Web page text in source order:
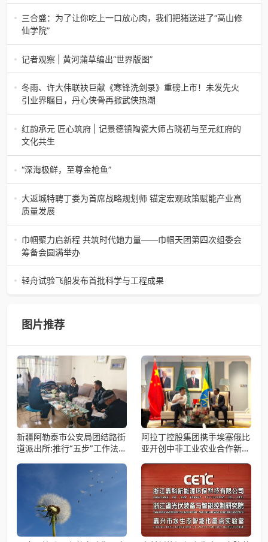
节举办济南电（记者 瑞夫）4月18日，山东省淄博市第三届
香椿文化旅游节暨党建
三合盛：为了让你吃上一口放心肉，我们把猪送进了“高山修
仙学院”
三合盛：为了让你吃上一口放心肉，我们把猪送进了“高山修
仙学院”很多人问我，现在的生鲜赛道已经卷成麻花了，为什
么三合盛的“认养一头
记者观察 | 黄河蒲草编出“世界版图”
记者观察 | 黄河蒲草编出“世界版图”山东高青农妇的30年“草
根逆袭”路济南电（记者 瑞夫 王克军 郭克烁）一根黄河滩上
的蒲草，能走多
冬雨、许大伟联袂巨献《寒锋洗剑录》重磅上市！未发先火
引业界瞩目，丹心侠骨再掀武侠热潮
【新书首发】冬雨、许大伟联袂巨献《寒锋洗剑录》重磅上
市！未发先火引业界瞩目，丹心侠骨再掀武侠热潮（文/梵
可）近日，备受业界与读者双
红韵承元 匠心筑府 | 记景德镇陶瓷大师占晓初与至元红府的
文化共生
（中国晨报头条讯）景德镇的窑火，千年不熄，淬炼出无数
陶瓷瑰宝；元代釉里红的一抹艳红，穿越七百年岁月，成为
“深海极鲜，至尊金枪鱼”
“深海极鲜，至尊金枪鱼”苏州吴中白金汉爵大酒店蓝鳍金枪鱼
开鱼品鉴仪式圆满落幕2026年4月17日，江苏省苏州市吴中
白金汉爵大酒店大
大返城特聘丁娄为首席战略规划师 锚定宏观政策赋能产业高
质量发展
2026年4月16日，大返城（浙江）科技有限公司隆重举行签
约仪式，正式特聘丁娄先生担任公司首席战略规划师。此次
强强联合，是大返城集团深度
巾帼聚力启新程 共筑时代她力量——巾帼天团第四次组委会
筹备会圆满举办
巾帼聚力启新程 共筑时代她力量——巾帼天团第四次组委会
筹备会圆满举办2026年4月15日，巾帼天团第四次组委会筹
轻舟试验飞船发布首批科学与工程成果
果。据中国科学院微小卫星
图片推荐
新疆阿勒泰市公安局团结路街
道派出所:推行“五步”工作法
阿拉丁控股集团携手埃塞俄比
亚开创中非工业农业合作新篇